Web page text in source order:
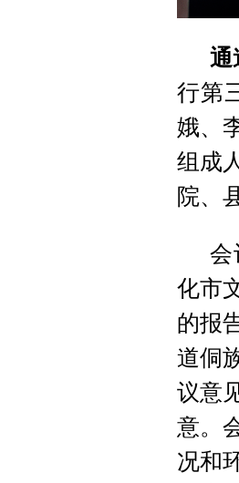
通
行第
娥、
组成
院、
会
化市
的报
道侗
议意
意。
况和